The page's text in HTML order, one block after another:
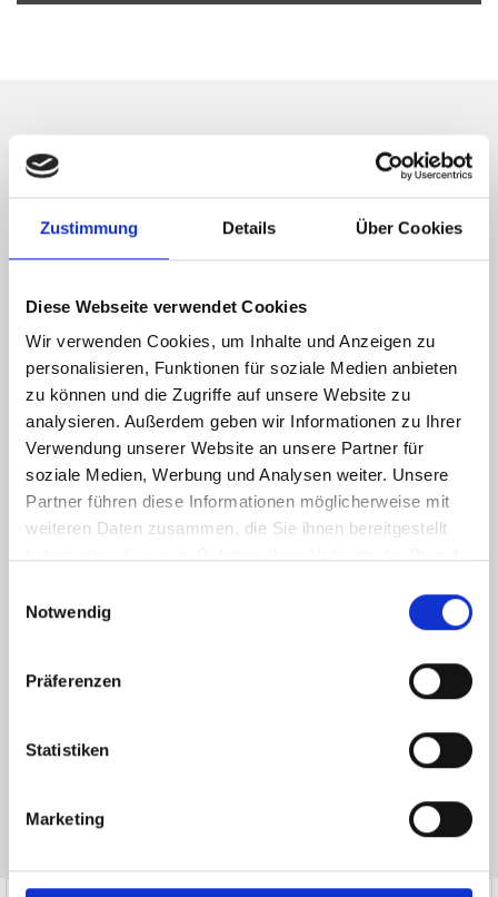
Zustimmung Details Über Cookies
Diese Webseite verwendet Cookies
Wir verwenden Cookies, um Inhalte und Anzeigen zu
personalisieren, Funktionen für soziale Medien anbieten
zu können und die Zugriffe auf unsere Website zu
analysieren. Außerdem geben wir Informationen zu Ihrer
Verwendung unserer Website an unsere Partner für
soziale Medien, Werbung und Analysen weiter. Unsere
Partner führen diese Informationen möglicherweise mit
weiteren Daten zusammen, die Sie ihnen bereitgestellt
Notwendig
Präferenzen
Statistiken
Marketing
Wir informieren Sie
automatisch über passende
neue Angebote
Ich habe die
zur Kenntnis genommen. Ich stimme
zu, dass meine Angaben und Daten zur Beantwortung meiner Anfrage
Hinweis: Sie können Ihre Einwilligung jederzeit für die Zukunft per E-Mail
* Pflichtfelder